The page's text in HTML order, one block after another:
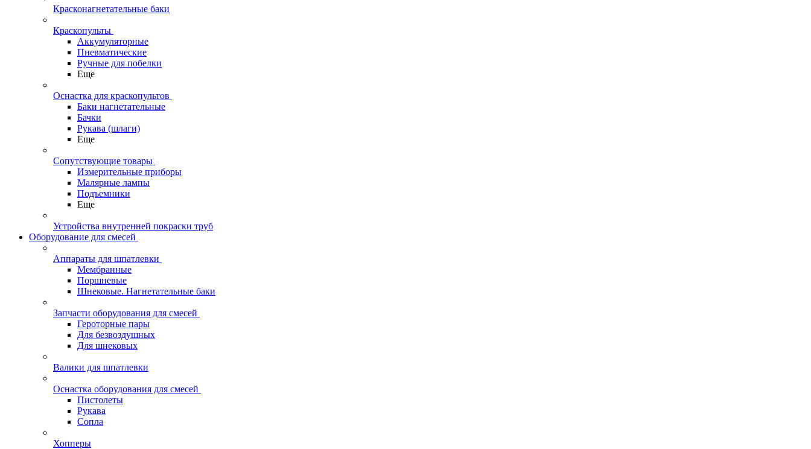
Красконагнетательные баки
Краскопульты
Аккумуляторные
Пневматические
Ручные для побелки
Еще
Оснастка для краскопультов
Баки нагнетательные
Бачки
Рукава (шлаги)
Еще
Сопутствующие товары
Измерительные приборы
Малярные лампы
Подъемники
Еще
Устройства внутренней покраски труб
Оборудование для смесей
Аппараты для шпатлевки
Мембранные
Поршневые
Шнековые. Нагнетательные баки
Запчасти оборудования для смесей
Героторные пары
Для безвоздушных
Для шнековых
Валики для шпатлевки
Оснастка оборудования для смесей
Пистолеты
Рукава
Сопла
Хопперы